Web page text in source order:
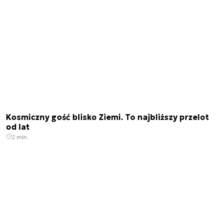
Kosmiczny gość blisko Ziemi. To najbliższy przelot
od lat
2 min.